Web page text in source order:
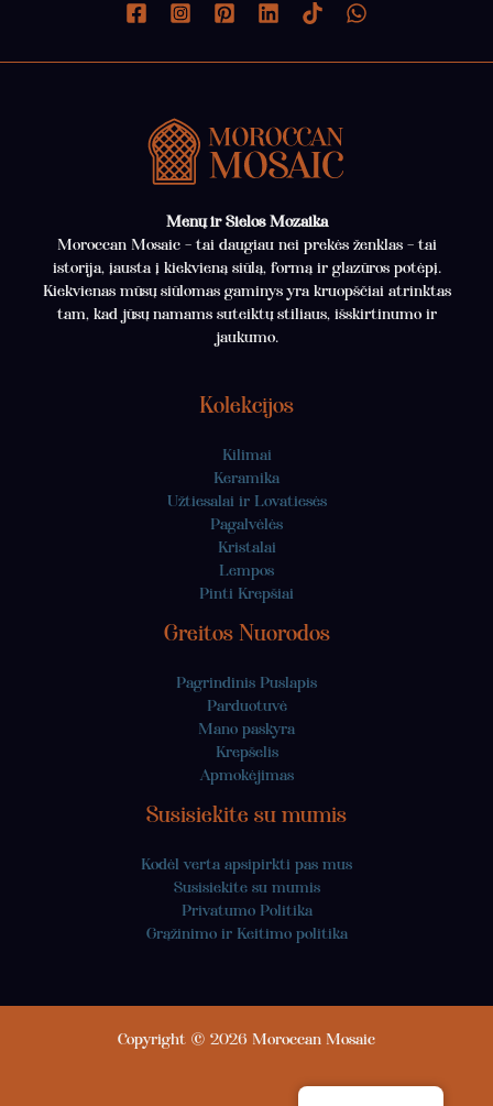
Menų ir Sielos Mozaika
Moroccan Mosaic – tai daugiau nei prekės ženklas – tai
istorija, įausta į kiekvieną siūlą, formą ir glazūros potėpį.
Kiekvienas mūsų siūlomas gaminys yra kruopščiai atrinktas
tam, kad jūsų namams suteiktų stiliaus, išskirtinumo ir
jaukumo.
Kolekcijos
Kilimai
Keramika
Užtiesalai ir Lovatiesės
Pagalvėlės
Kristalai
Lempos
Pinti Krepšiai
Greitos Nuorodos
Pagrindinis Puslapis
Parduotuvė
Mano paskyra
Krepšelis
Apmokėjimas
Susisiekite su mumis
Kodėl verta apsipirkti pas mus
Susisiekite su mumis
Privatumo Politika
Grąžinimo ir Keitimo politika
Copyright © 2026 Moroccan Mosaic